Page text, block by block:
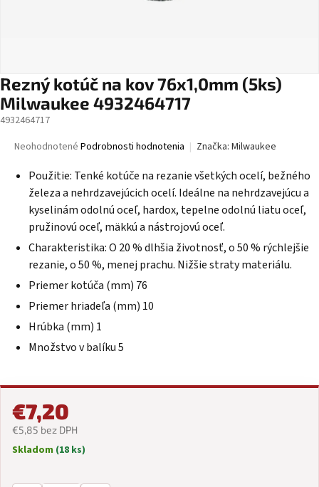
Rezný kotúč na kov 76x1,0mm (5ks)
Milwaukee 4932464717
4932464717
Priemerné
produktu
hviezdičiek.
Neohodnotené Podrobnosti hodnotenia Značka: Milwaukee
Použitie: Tenké kotúče na rezanie všetkých ocelí, bežného
železa a nehrdzavejúcich ocelí. Ideálne na nehrdzavejúcu a
kyselinám odolnú oceľ, hardox, tepelne odolnú liatu oceľ,
pružinovú oceľ, mäkkú a nástrojovú oceľ.
Charakteristika: O 20 % dlhšia životnosť, o 50 % rýchlejšie
rezanie, o 50 %, menej prachu. Nižšie straty materiálu.
Priemer kotúča (mm) 76
Priemer hriadeľa (mm) 10
Hrúbka (mm) 1
Množstvo v balíku 5
€7,20
€5,85 bez DPH
Jednotková
Skladom (18 ks)